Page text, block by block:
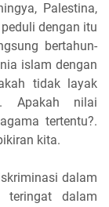
Palestina,
dengan itu
bertahun-
islam dengan
tidak layak
Apakah nilai
tertentu?.
kita.
dalam
teringat dalam